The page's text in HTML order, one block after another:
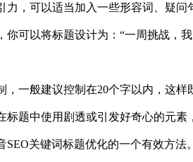
，可以适当加入一些形容词、疑问
可以将标题设计为：“一周挑战，
一般建议控制在20个字以内，这样
标题中使用剧透或引发好奇心的元
关键词标题优化的一个有效方法。